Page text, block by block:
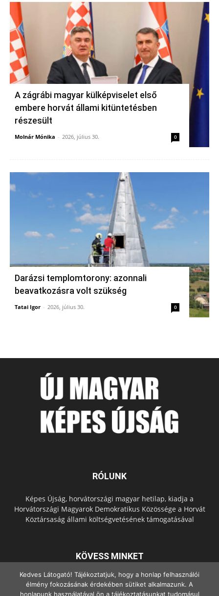
A zágrábi magyar külképviselet első
embere horvát állami kitüntetésben
részesült
Molnár Mónika - 2026, július 30. 0
Darázsi templomtorony: azonnali
beavatkozásra volt szükség
Tatai Igor - 2026, július 30. 0
RÓLUNK
Képes Újság, horvátországi magyar hetilap, kiadja a
Horvátországi Magyarok Demokratikus Közössége a Horvát
Köztársaság állami költségvetésének támogatásával
KÖVESS MINKET
Kedves Látogató! Tájékoztatjuk, hogy a honlap felhasználói
élmény fokozásának érdekében sütiket alkalmazunk. A
honlapunk használatával ön a tájékoztatásunkat tudomásul